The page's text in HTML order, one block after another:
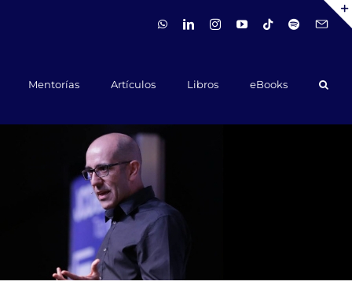
WhatsApp
LinkedInInstagramYouTubeTiktokSpotify
Mentorías Artículos Libros eBooks